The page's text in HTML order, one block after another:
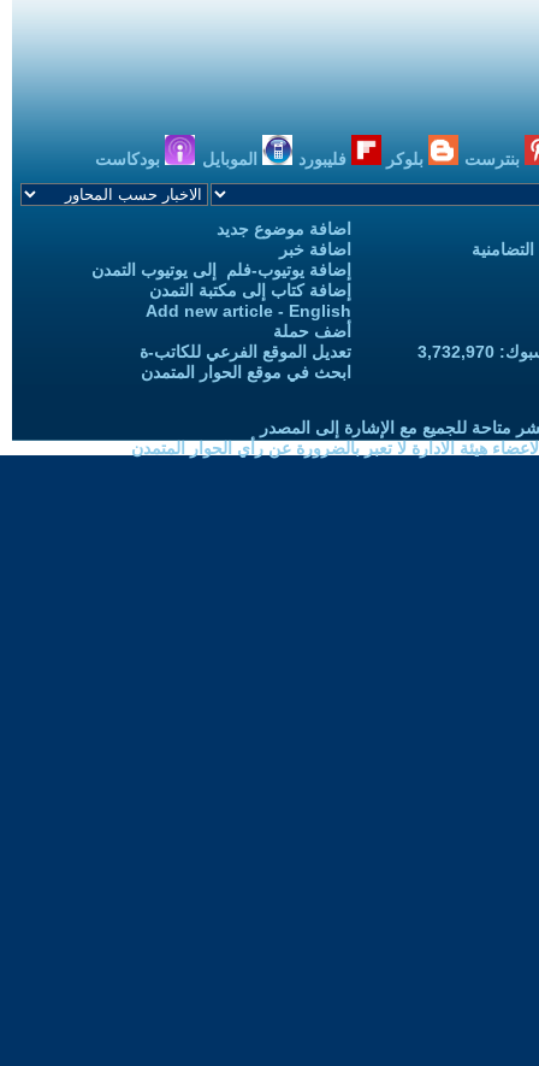
بنترست بلوكر فليبورد الموبايل بودكاست
اضافة موضوع جديد
اضافة خبر
إضافة يوتيوب-فلم إلى يوتيوب التمدن
إضافة كتاب إلى مكتبة التمدن
Add new article - English
أضف حملة
تعديل الموقع الفرعي للكاتب-ة
ابحث في موقع الحوار المتمدن
متاحة للجميع مع الإشارة إلى المصدر
هيئة الادارة لا تعبر بالضرورة عن رأي الحوار المتمدن